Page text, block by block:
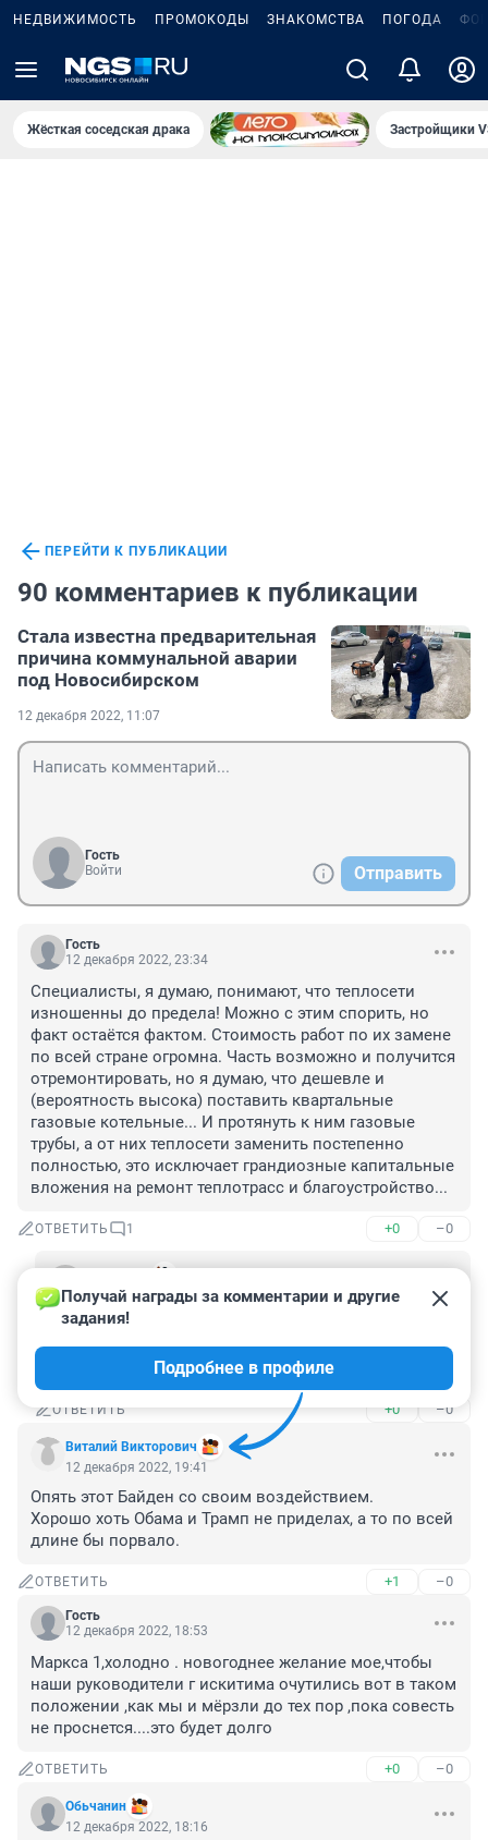
НЕДВИЖИМОСТЬ ПРОМОКОДЫ ЗНАКОМСТВА ПОГОДА
Жёсткая соседская драка Застройщики
ПЕРЕЙТИ К ПУБЛИКАЦИИ
90 комментариев к публикации
Стала известна предварительная
причина коммунальной аварии
под Новосибирском
12 декабря 2022, 11:07
Гость
Войти
Отправить
Гость
12 декабря 2022, 23:34
Специалисты, я думаю, понимают, что теплосети
изношенны до предела! Можно с этим спорить, но
факт остаётся фактом. Стоимость работ по их замене
по всей стране огромна. Часть возможно и получится
отремонтировать, но я думаю, что дешевле и
(вероятность высока) поставить квартальные
газовые котельные... И протянуть к ним газовые
трубы, а от них теплосети заменить постепенно
полностью, это исключает грандиозные капитальные
вложения на ремонт теплотрасс и благоустройство...
ОТВЕТИТЬ 1 +0 –0
13 декабря 2022, 10:05
Как это "изношены"?
Их же каждый год копают и обновляют!
Прчием, по 2 раза за год на одном месте!!
ОТВЕТИТЬ +0 –0
Виталий Викторович
Получай награды за комментарии и другие
задания!
Подробнее в профиле
12 декабря 2022, 19:41
Опять этот Байден со своим воздействием.
Хорошо хоть Обама и Трамп не приделах, а то по всей
длине бы порвало.
ОТВЕТИТЬ +1 –0
Гость
12 декабря 2022, 18:53
Маркса 1,холодно . новогоднее желание мое,чтобы
наши руководители г искитима очутились вот в таком
положении ,как мы и мёрзли до тех пор ,пока совесть
не проснется....это будет долго
ОТВЕТИТЬ +0 –0
Обьчанин
12 декабря 2022, 18:16